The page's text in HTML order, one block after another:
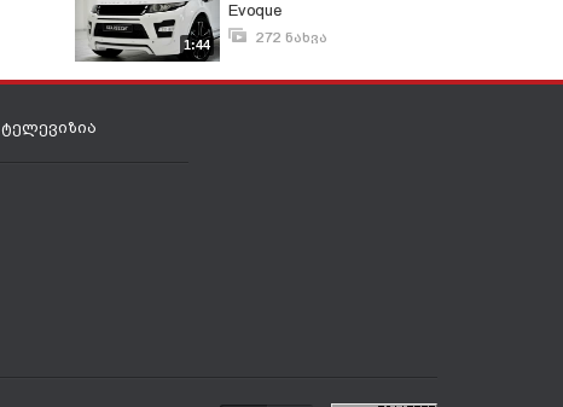
1:44
Evoque
272 ნახვა
ტელევიზია